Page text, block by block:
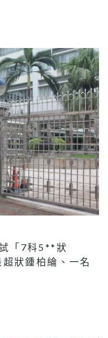
「7科5**狀
狀鍾柏綸、一名